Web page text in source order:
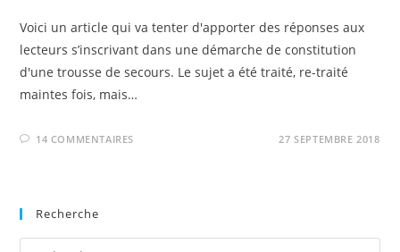
Voici un article qui va tenter d'apporter des réponses aux
lecteurs s’inscrivant dans une démarche de constitution
d'une trousse de secours. Le sujet a été traité, re-traité
maintes fois, mais…
14 COMMENTAIRES 27 SEPTEMBRE 2018
Recherche